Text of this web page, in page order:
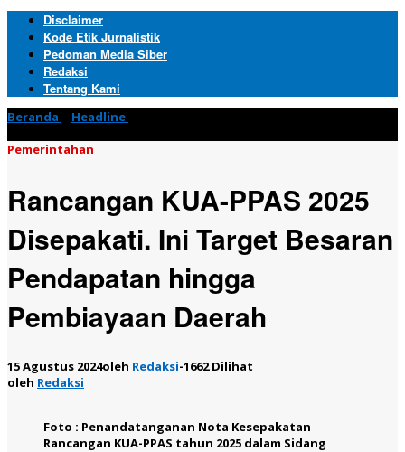
Disclaimer
Kode Etik Jurnalistik
Pedoman Media Siber
Redaksi
Tentang Kami
Beranda Headline
Pemerintahan
Rancangan KUA-PPAS 2025
Disepakati. Ini Target Besaran
Pendapatan hingga
Pembiayaan Daerah
15 Agustus 2024oleh Redaksi-1662 Dilihat
oleh Redaksi
Foto : Penandatanganan Nota Kesepakatan
Rancangan KUA-PPAS tahun 2025 dalam Sidang